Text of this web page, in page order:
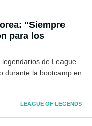
"Siempre
para los
de League
durante la bootcamp en
LEAGUE OF LEGENDS